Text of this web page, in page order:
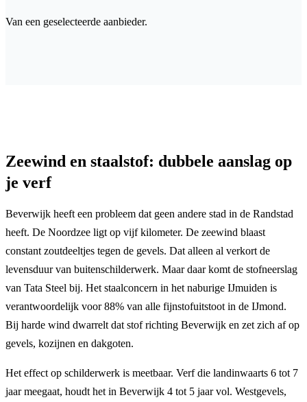
Van een geselecteerde aanbieder.
Zeewind en staalstof: dubbele aanslag op
je verf
Beverwijk heeft een probleem dat geen andere stad in de Randstad
heeft. De Noordzee ligt op vijf kilometer. De zeewind blaast
constant zoutdeeltjes tegen de gevels. Dat alleen al verkort de
levensduur van buitenschilderwerk. Maar daar komt de stofneerslag
van Tata Steel bij. Het staalconcern in het naburige IJmuiden is
verantwoordelijk voor 88% van alle fijnstofuitstoot in de IJmond.
Bij harde wind dwarrelt dat stof richting Beverwijk en zet zich af op
gevels, kozijnen en dakgoten.
Het effect op schilderwerk is meetbaar. Verf die landinwaarts 6 tot 7
jaar meegaat, houdt het in Beverwijk 4 tot 5 jaar vol. Westgevels,